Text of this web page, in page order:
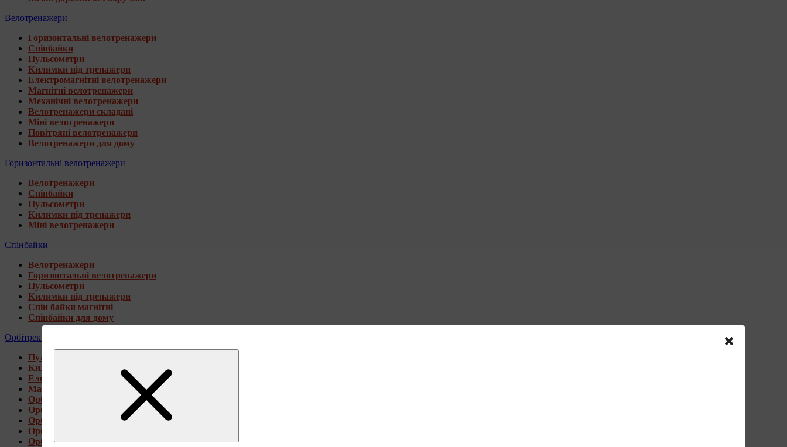
Велотренажери
Горизонтальні велотренажери
Спінбайки
Пульсометри
Килимки під тренажери
Електромагнітні велотренажери
Магнітні велотренажери
Механічні велотренажери
Велотренажери складані
Міні велотренажери
Повітряні велотренажери
Велотренажери для дому
Горизонтальні велотренажери
Велотренажери
Спінбайки
Пульсометри
Килимки під тренажери
Міні велотренажери
Спінбайки
Велотренажери
Горизонтальні велотренажери
Пульсометри
Килимки під тренажери
Спін байки магнітні
Спінбайки для дому
Орбітреки
Пульсометри
Килимки під тренажери
Електромагнітні орбітреки
Магнітні орбітреки
Орбітреки передньоприводні
Орбітреки задньоприводні
Орбітреки для високих користувачів
Орбітреки генераторні
Орбітреки для дому